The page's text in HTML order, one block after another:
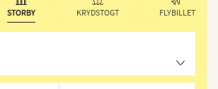
STORBY KRYDSTOGT FLYBILLET